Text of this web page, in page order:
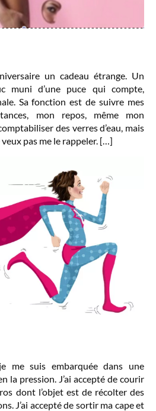
un cadeau étrange. Un
muni d’une puce qui compte,
Sa fonction est de suivre mes
mon repos, même mon
des verres d’eau, mais
veux pas me le rappeler. […]
me suis embarquée dans une
la pression. J’ai accepté de courir
dont l’objet est de récolter des
J’ai accepté de sortir ma cape et